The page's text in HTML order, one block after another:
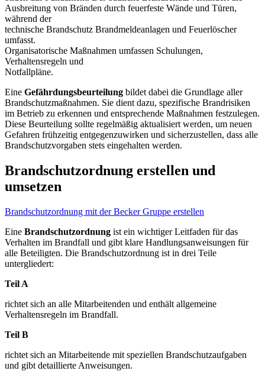
Ausbreitung von Bränden durch feuerfeste Wände und Türen,
während der
technische Brandschutz Brandmeldeanlagen und Feuerlöscher
umfasst.
Organisatorische Maßnahmen umfassen Schulungen,
Verhaltensregeln und
Notfallpläne.
Eine Gefährdungsbeurteilung bildet dabei die Grundlage aller
Brandschutzmaßnahmen. Sie dient dazu, spezifische Brandrisiken
im Betrieb zu erkennen und entsprechende Maßnahmen festzulegen.
Diese Beurteilung sollte regelmäßig aktualisiert werden, um neuen
Gefahren frühzeitig entgegenzuwirken und sicherzustellen, dass alle
Brandschutzvorgaben stets eingehalten werden.
Brandschutzordnung erstellen und
umsetzen
Brandschutzordnung mit der Becker Gruppe erstellen
Eine Brandschutzordnung ist ein wichtiger Leitfaden für das
Verhalten im Brandfall und gibt klare Handlungsanweisungen für
alle Beteiligten. Die Brandschutzordnung ist in drei Teile
untergliedert:
Teil A
richtet sich an alle Mitarbeitenden und enthält allgemeine
Verhaltensregeln im Brandfall.
Teil B
richtet sich an Mitarbeitende mit speziellen Brandschutzaufgaben
und gibt detaillierte Anweisungen.